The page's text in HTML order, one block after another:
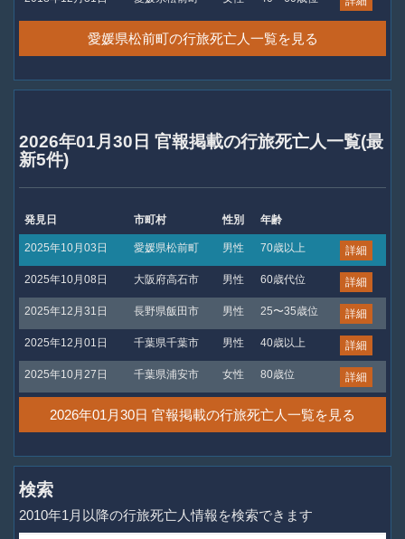
愛媛県松前町の行旅死亡人一覧を見る
2026年01月30日 官報掲載の行旅死亡人一覧(最
新5件)
発見日 市町村 性別 年齢
2025年10月03日 愛媛県松前町 男性 70歳以上 詳細
2025年10月08日 大阪府高石市 男性 60歳代位 詳細
2025年12月31日 長野県飯田市 男性 25〜35歳位 詳細
2025年12月01日 千葉県千葉市 男性 40歳以上 詳細
2025年10月27日 千葉県浦安市 女性 80歳位 詳細
2026年01月30日 官報掲載の行旅死亡人一覧を見る
検索
2010年1月以降の行旅死亡人情報を検索できます